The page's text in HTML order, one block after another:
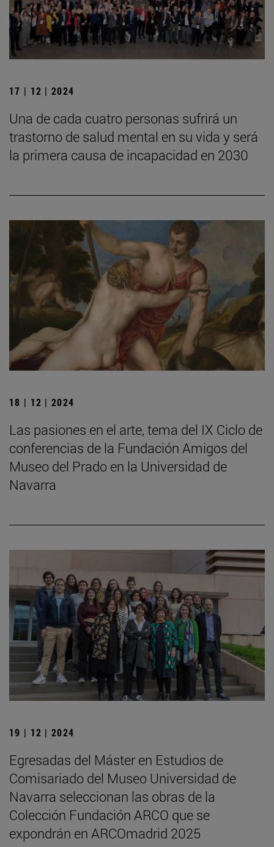
17 | 12 | 2024
Una de cada cuatro personas sufrirá un
trastorno de salud mental en su vida y será
la primera causa de incapacidad en 2030
18 | 12 | 2024
Las pasiones en el arte, tema del IX Ciclo de
conferencias de la Fundación Amigos del
Museo del Prado en la Universidad de
Navarra
19 | 12 | 2024
Egresadas del Máster en Estudios de
Comisariado del Museo Universidad de
Navarra seleccionan las obras de la
Colección Fundación ARCO que se
expondrán en ARCOmadrid 2025